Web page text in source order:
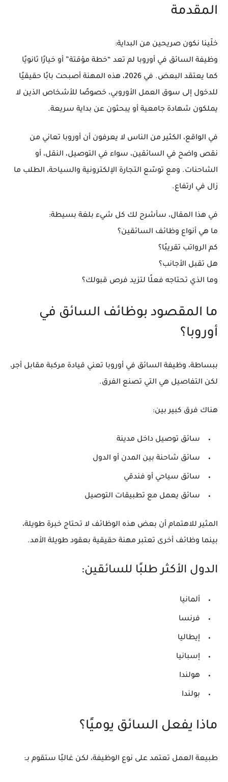
المقدمة
خلّينا نكون صريحين من البداية:
وظيفة السائق في أوروبا لم تعد “خطة مؤقتة” أو خيارًا ثانويًا
كما يعتقد البعض. في 2026، هذه المهنة أصبحت بابًا حقيقيًا
للدخول إلى سوق العمل الأوروبي، خصوصًا للأشخاص الذين لا
يملكون شهادة جامعية أو يبحثون عن بداية سريعة.
في الواقع، الكثير من الناس لا يعرفون أن أوروبا تعاني من
نقص واضح في السائقين، سواء في التوصيل، النقل، أو
الشاحنات. ومع توسّع التجارة الإلكترونية والسياحة، الطلب ما
زال في ارتفاع.
في هذا المقال، سأشرح لك كل شيء بلغة بسيطة:
ما هي أنواع وظائف السائقين؟
كم الرواتب تقريبًا؟
هل تقبل الأجانب؟
وما الذي تحتاجه فعلًا لتزيد فرص قبولك؟
ما المقصود بوظائف السائق في
أوروبا؟
ببساطة، وظيفة السائق في أوروبا تعني قيادة مركبة مقابل أجر،
لكن التفاصيل هي التي تصنع الفرق.
هناك فرق كبير بين:
سائق توصيل داخل مدينة
سائق شاحنة بين المدن أو الدول
سائق سياحي أو فندقي
سائق يعمل مع تطبيقات التوصيل
المثير للاهتمام أن بعض هذه الوظائف لا تحتاج خبرة طويلة،
بينما وظائف أخرى تعتبر مهنة حقيقية بعقود طويلة الأمد.
الدول الأكثر طلبًا للسائقين:
ألمانيا
فرنسا
إيطاليا
إسبانيا
هولندا
بولندا
ماذا يفعل السائق يوميًا؟
طبيعة العمل تعتمد على نوع الوظيفة، لكن غالبًا ستقوم بـ: